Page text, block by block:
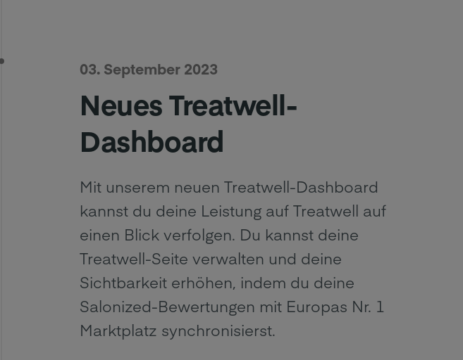
03. September 2023
Neues Treatwell-
Dashboard
Mit unserem neuen Treatwell-Dashboard
kannst du deine Leistung auf Treatwell auf
einen Blick verfolgen. Du kannst deine
Treatwell-Seite verwalten und deine
Sichtbarkeit erhöhen, indem du deine
Salonized-Bewertungen mit Europas Nr. 1
Marktplatz synchronisierst.